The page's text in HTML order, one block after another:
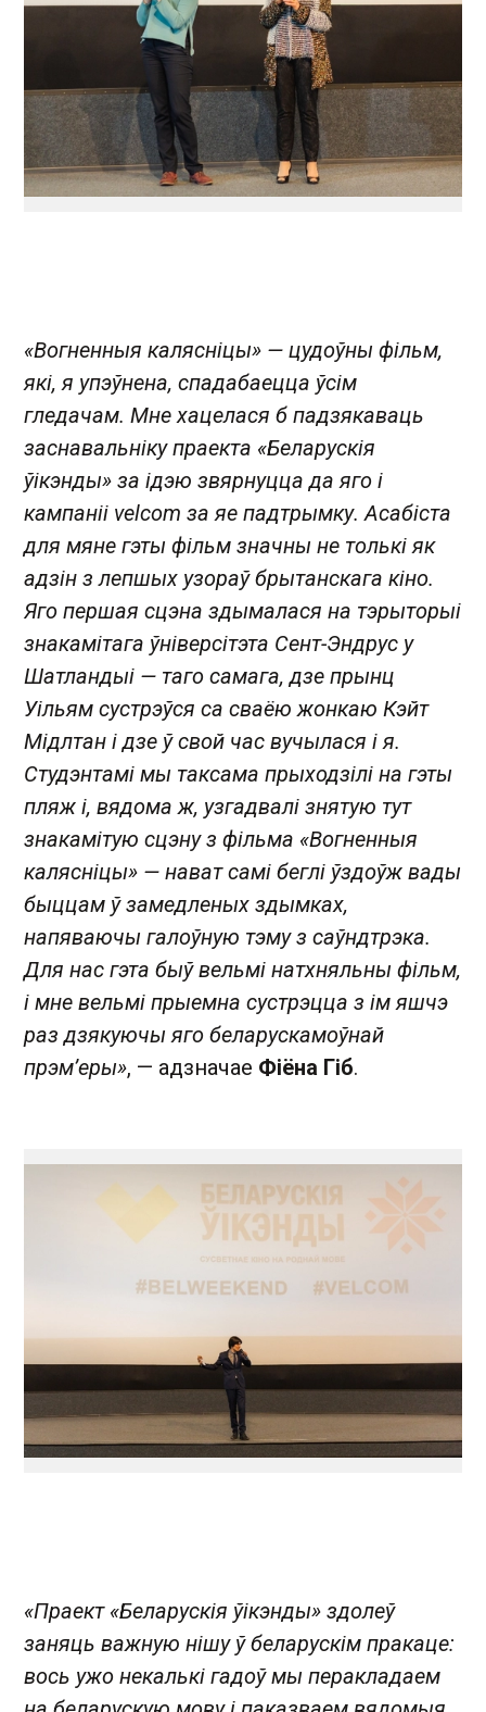
«Вогненныя калясніцы» — цудоўны фільм,
які, я упэўнена, спадабаецца ўсім
гледачам. Мне хацелася б падзякаваць
заснавальніку праекта «Беларускія
ўікэнды» за ідэю звярнуцца да яго і
кампаніі velcom за яе падтрымку. Асабіста
для мяне гэты фільм значны не толькі як
адзін з лепшых узораў брытанскага кіно.
Яго першая сцэна здымалася на тэрыторыі
знакамітага ўніверсітэта Сент-Эндрус у
Шатландыі — таго самага, дзе прынц
Уільям сустрэўся са сваёю жонкаю Кэйт
Мідлтан і дзе ў свой час вучылася і я.
Студэнтамі мы таксама прыходзілі на гэты
пляж і, вядома ж, узгадвалі знятую тут
знакамітую сцэну з фільма «Вогненныя
калясніцы» — нават самі беглі ўздоўж вады
быццам ў замедленых здымках,
напяваючы галоўную тэму з саўндтрэка.
Для нас гэта быў вельмі натхняльны фільм,
і мне вельмі прыемна сустрэцца з ім яшчэ
раз дзякуючы яго беларускамоўнай
прэм’еры», — адзначае Фіёна Гіб.
«Праект «Беларускія ўікэнды» здолеў
заняць важную нішу ў беларускім пракаце:
вось ужо некалькі гадоў мы перакладаем